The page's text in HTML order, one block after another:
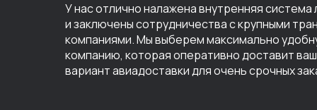
У нас отлично налажена внутренняя система
и заключены сотрудничества с крупными
компаниями. Мы выберем максимально
компанию, которая оперативно доставит ваш
вариант авиадоставки для очень срочных